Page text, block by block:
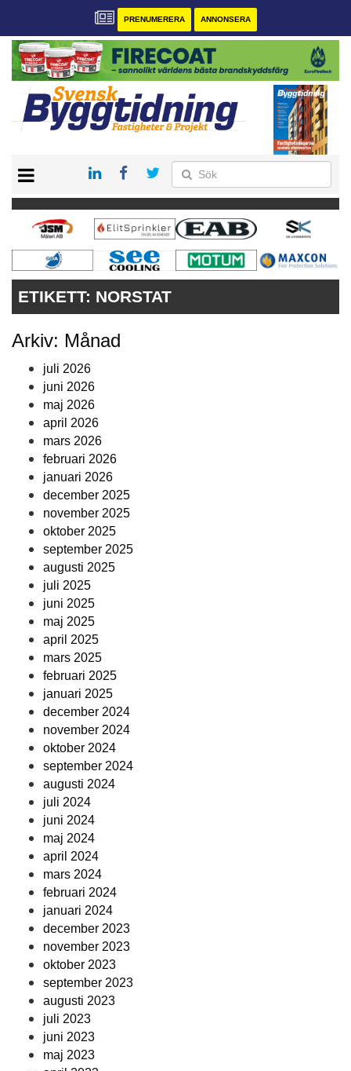
PRENUMERERA ANNONSERA
PRENUMERERA
VÅRA ANDRA MAGASIN
ANNONSERA
KONTAKT
ETIKETT: NORSTAT
Arkiv: Månad
juli 2026
juni 2026
maj 2026
april 2026
mars 2026
februari 2026
januari 2026
december 2025
november 2025
oktober 2025
september 2025
augusti 2025
juli 2025
juni 2025
maj 2025
april 2025
mars 2025
februari 2025
januari 2025
december 2024
november 2024
oktober 2024
september 2024
augusti 2024
juli 2024
juni 2024
maj 2024
april 2024
mars 2024
februari 2024
januari 2024
december 2023
november 2023
oktober 2023
september 2023
augusti 2023
juli 2023
juni 2023
maj 2023